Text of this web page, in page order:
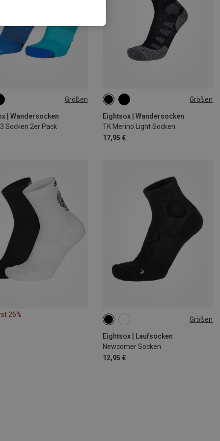
Größen
| Wandersocken
Socken 2er Pack
45|46|47
Größen
Eightsox | Wandersocken
TK Merino Light Socken
17,95 €
35|36|37|38
45|46|47
26%
Größen
Eightsox | Laufsocken
Newcomer Socken
12,95 €
35|36|37|38
42|43|44
45|46|47